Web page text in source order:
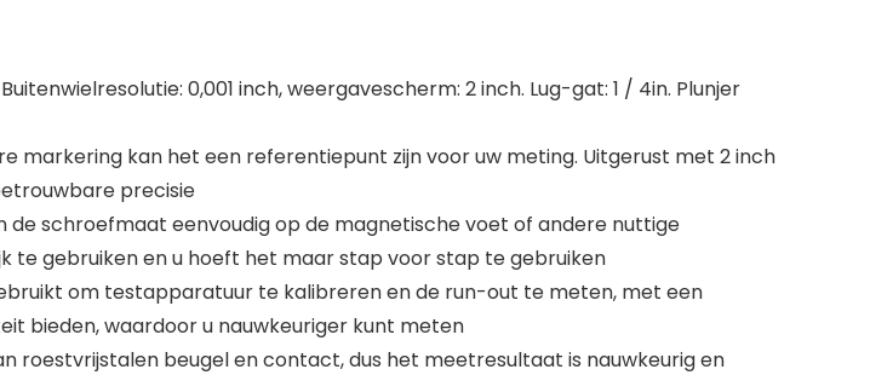
0,001 inch, weergavescherm: 2 inch. Lug-gat: 1 / 4in. Plunjer
markering kan het een referentiepunt zijn voor uw meting. Uitgerust met 2 inch
precisie
de schroefmaat eenvoudig op de magnetische voet of andere nuttige
gebruiken en u hoeft het maar stap voor stap te gebruiken
om testapparatuur te kalibreren en de run-out te meten, met een
bieden, waardoor u nauwkeuriger kunt meten
roestvrijstalen beugel en contact, dus het meetresultaat is nauwkeurig en